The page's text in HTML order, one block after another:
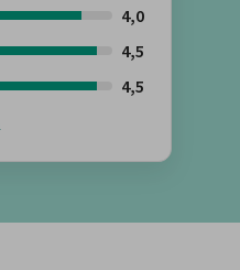
4,0
4,5
4,5